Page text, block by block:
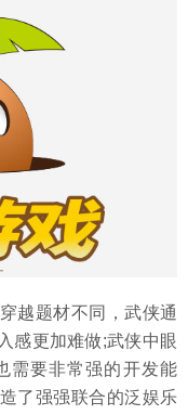
越题材不同，武侠通
感更加难做;武侠中眼
需要非常强的开发能
了强强联合的泛娱乐